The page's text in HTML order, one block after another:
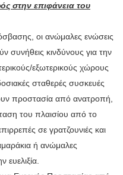
στην επιφάνεια του
οι ανώμαλες ενώσεις
συνήθεις κινδύνους για την
εξωτερικούς χώρους
σταθερές συσκευές
προστασία από ανατροπή,
του πλαισίου από το
σε γρατζουνιές και
ή ανώμαλες
ευελιξία.